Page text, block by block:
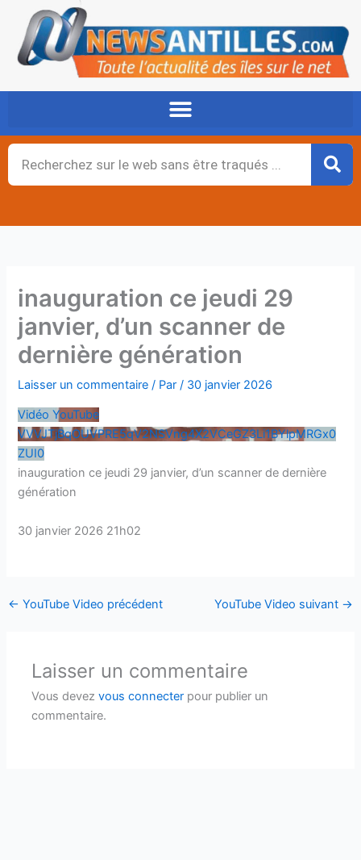
contenu
Rechercher
inauguration ce jeudi 29
janvier, d’un scanner de
dernière génération
Laisser un commentaire / Par/ 30 janvier 2026
Vidéo YouTube
VVVJTjBqOUVPRE5qV2NSVng4X2VCeGZ3Li1BYlpMRGx0
ZUI0
inauguration ce jeudi 29 janvier, d’un scanner de dernière
génération
30 janvier 2026 21h02
← YouTube Video précédent YouTube Video suivant →
Laisser un commentaire
Vous devezvous connecter pour publier un
commentaire.